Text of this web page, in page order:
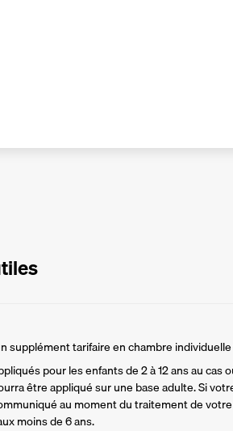
supplément tarifaire en chambre
pour les enfants de 2 à 12 ans au cas
être appliqué sur une base adulte. Si
au moment du traitement de
moins de 6 ans.